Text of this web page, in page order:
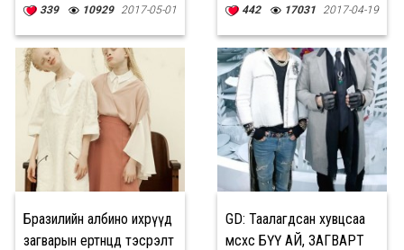
339 10929 2017-05-01 442 17031 2017-04-19
Бразилийн албино ихрүүд
загварын ертөнцөд тэсрэлт
GD: Таалагдсан хувцсаа
өмсөхөөс БҮҮ АЙ, ЗАГВАРТ